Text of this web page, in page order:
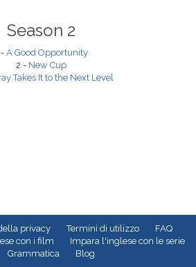
Season 2
-A Good Opportunity
2 - New Cup
Takes It to the Next Level
privacy Termini di utilizzo
FAQ
con i film
Impara l'inglese con le serie
Grammatica Blog